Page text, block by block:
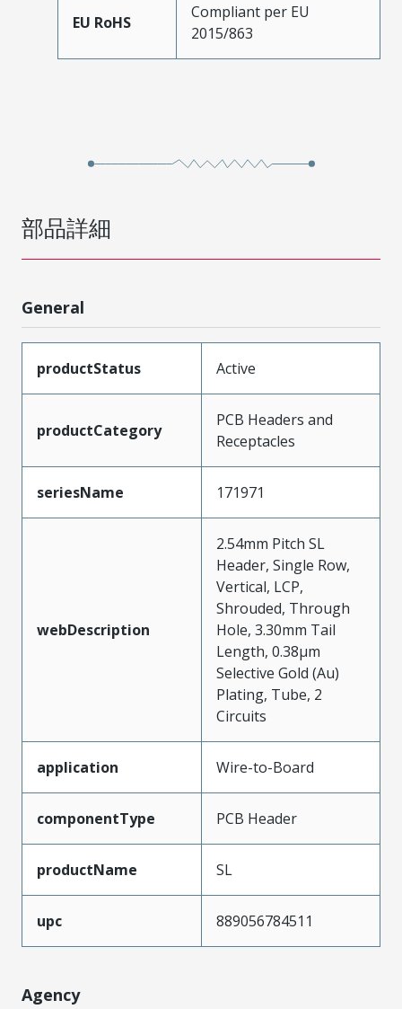
EU RoHS
Compliant per EU
2015/863
部品詳細
General
productStatus Active
productCategory
PCB Headers and
Receptacles
seriesName 171971
webDescription
2.54mm Pitch SL
Header, Single Row,
Vertical, LCP,
Shrouded, Through
Hole, 3.30mm Tail
Length, 0.38µm
Selective Gold (Au)
Plating, Tube, 2
Circuits
application Wire-to-Board
componentType PCB Header
productName SL
upc 889056784511
Agency